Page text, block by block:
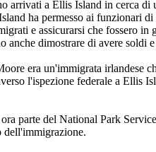
arrivati a Ellis Island in cerca di
ha permesso ai funzionari di
e assicurarsi che fossero in
anche dimostrare di avere soldi
era un'immigrata irlandese
l'ispezione federale a Ellis
parte del National Park
dell'immigrazione.